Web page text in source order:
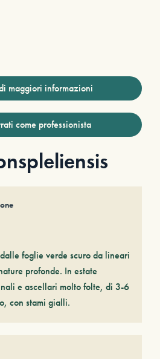
maggiori informazioni
come professionista
foglie verde scuro da lineari
profonde. In estate
e ascellari molto folte, di 3-6
con stami gialli.